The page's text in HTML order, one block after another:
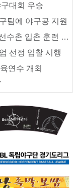
대회 우승
팀에 야구공 지원
입촌 훈련 지원
선정 입찰 시행
연수 개최